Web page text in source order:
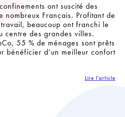
ont suscité des
nombreux Français. Profitant de
beaucoup ont franchi le
centre des grandes villes.
55 % de ménages sont prêts
bénéficier d’un meilleur confort
Lire l'article